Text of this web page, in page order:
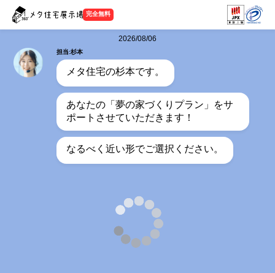
完全無料
2026/08/06
担当:杉本
メタ住宅の杉本です。
あなたの「夢の家づくりプラン」をサ
ポートさせていただきます！
なるべく近い形でご選択ください。